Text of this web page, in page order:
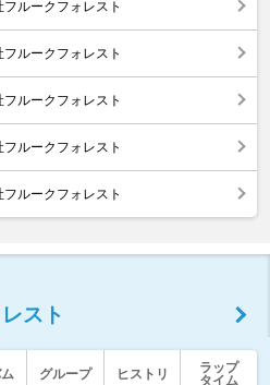
ルークフォレスト
ルークフォレスト
ルークフォレスト
ルークフォレスト
ルークフォレスト
スト
グループ ヒストリ
ラップ
タイム